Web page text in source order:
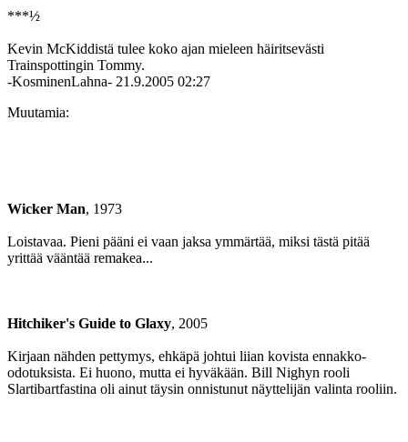
***½
Kevin McKiddistä tulee koko ajan mieleen häiritsevästi
Trainspottingin Tommy.
-KosminenLahna- 21.9.2005 02:27
Muutamia:
Wicker Man, 1973
Loistavaa. Pieni pääni ei vaan jaksa ymmärtää, miksi tästä pitää
yrittää vääntää remakea...
Hitchiker's Guide to Glaxy, 2005
Kirjaan nähden pettymys, ehkäpä johtui liian kovista ennakko-
odotuksista. Ei huono, mutta ei hyväkään. Bill Nighyn rooli
Slartibartfastina oli ainut täysin onnistunut näyttelijän valinta rooliin.